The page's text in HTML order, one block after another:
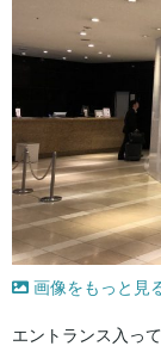
画像をもっと見
エントランス入っ